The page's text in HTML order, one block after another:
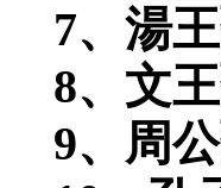
7、湯
8、文
9、周